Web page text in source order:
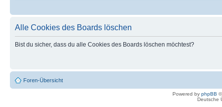
Alle Cookies des Boards löschen
Bist du sicher, dass du alle Cookies des Boards löschen möchtest?
Foren-Übersicht
Powered by phpBB
Deutsche